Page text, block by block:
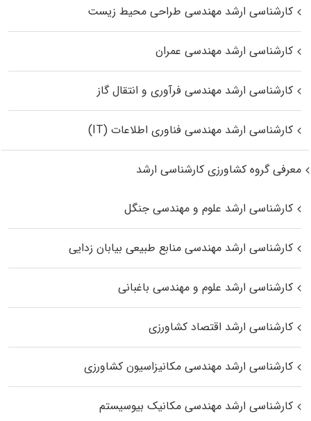
کارشناسی ارشد مهندسی طراحی محیط زیست
کارشناسی ارشد مهندسی عمران
کارشناسی ارشد مهندسی فرآوری و انتقال گاز
کارشناسی ارشد مهندسی فناوری اطلاعات (IT)
معرفی گروه کشاورزی کارشناسی ارشد
کارشناسی ارشد علوم و مهندسی جنگل
کارشناسی ارشد مهندسی منابع طبیعی بیابان زدایی
کارشناسی ارشد علوم و مهندسی باغبانی
کارشناسی ارشد اقتصاد کشاورزی
کارشناسی ارشد مهندسی مکانیزاسیون کشاورزی
کارشناسی ارشد مهندسی مکانیک بیوسیستم